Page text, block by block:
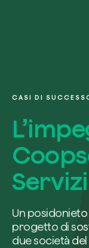
Carbon Project
Magazine
Glossario
Ita
CASI DI
Un posidonieto
progetto di
due società